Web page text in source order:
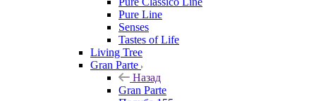
Pure Line
Senses
Tastes of Life
Living Tree
Gran Parte
Назад
Gran Parte